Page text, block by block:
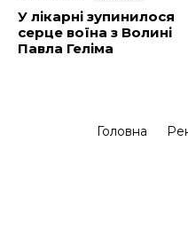
У лікарні зупинилося
серце воїна з Волині
Павла Геліма
Головна